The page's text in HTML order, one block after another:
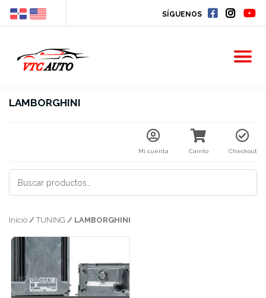
SÍGUENOS
LAMBORGHINI
BUSCAR
POR:
Mi cuenta Carrito Checkout
Inicio / TUNING / LAMBORGHINI